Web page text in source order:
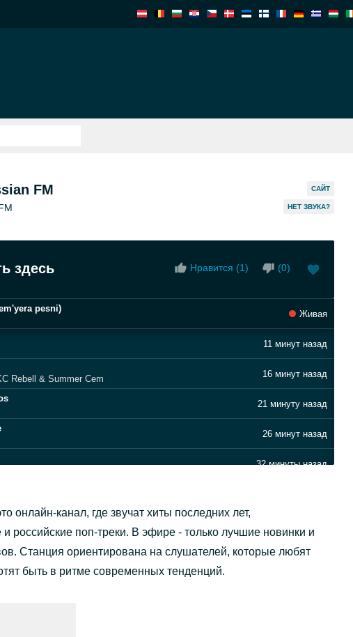
FM САЙТ
HЕТ ЗВУКА?
здесь Нравится (1) (0)
pesni)
Живая
11 минут назад
Rebell & Summer Cem
16 минут назад
21 минуту назад
26 минут назад
32 минуты назад
(Marafon v podderzhku medikov «Prorvomsya!»)
feat. Aslam
49 минут назад
онлайн-канал, где звучат хиты последних лет,
российские поп-треки. В эфире - только лучшие новинки и
Станция ориентирована на слушателей, которые любят
быть в ритме современных тенденций.